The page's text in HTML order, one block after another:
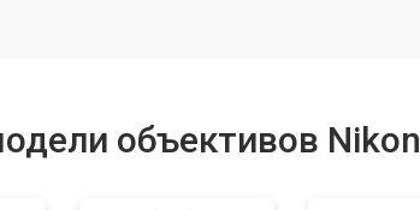
объективов Nikon